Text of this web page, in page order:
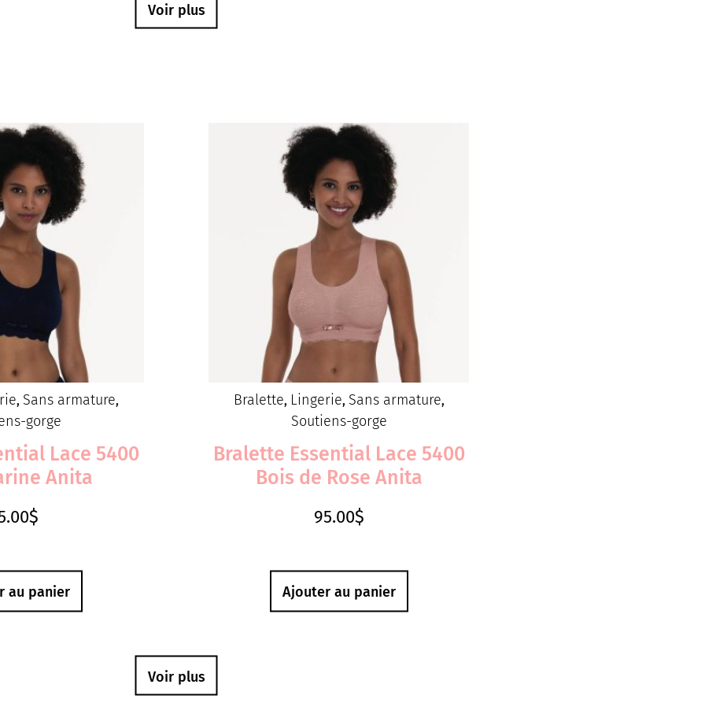
Voir plus
, Sans armature,
gorge
Lace 5400
Anita
$
au panier
Bralette, Lingerie, Sans armature,
Soutiens-gorge
Bralette Essential Lace 5400
Bois de Rose Anita
95.00$
Ajouter au panier
Voir plus